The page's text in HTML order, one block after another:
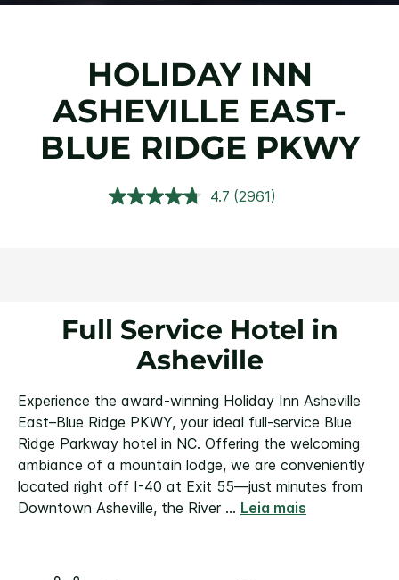
HOLIDAY INN
ASHEVILLE EAST-
BLUE RIDGE PKWY
4.7 Leu
(2961)
Full Service Hotel in
Asheville
Experience the award-winning Holiday Inn Asheville
East–Blue Ridge PKWY, your ideal full-service Blue
Ridge Parkway hotel in NC. Offering the welcoming
ambiance of a mountain lodge, we are conveniently
located right off I-40 at Exit 55—just minutes from
Downtown Asheville, the River ... Leia mais